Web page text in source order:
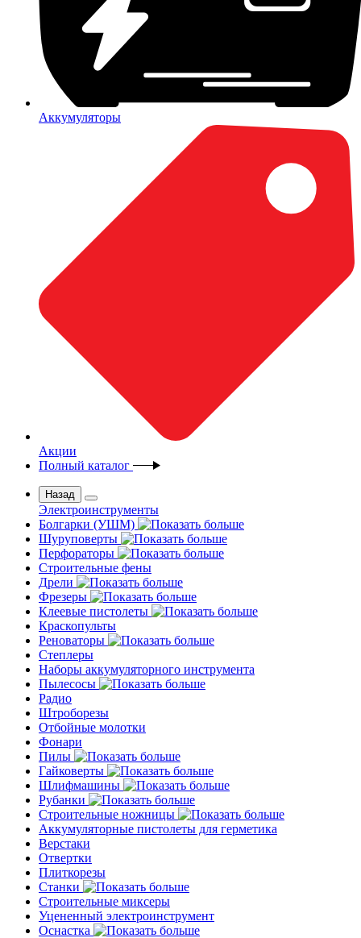
Аккумуляторы
Акции
Полный каталог
Назад
Электроинструменты
Болгарки (УШМ)
Шуруповерты
Перфораторы
Строительные фены
Дрели
Фрезеры
Клеевые пистолеты
Краскопульты
Реноваторы
Степлеры
Наборы аккумуляторного инструмента
Пылесосы
Радио
Штроборезы
Отбойные молотки
Фонари
Пилы
Гайковерты
Шлифмашины
Рубанки
Строительные ножницы
Аккумуляторные пистолеты для герметика
Верстаки
Отвертки
Плиткорезы
Станки
Строительные миксеры
Уцененный электроинструмент
Оснастка